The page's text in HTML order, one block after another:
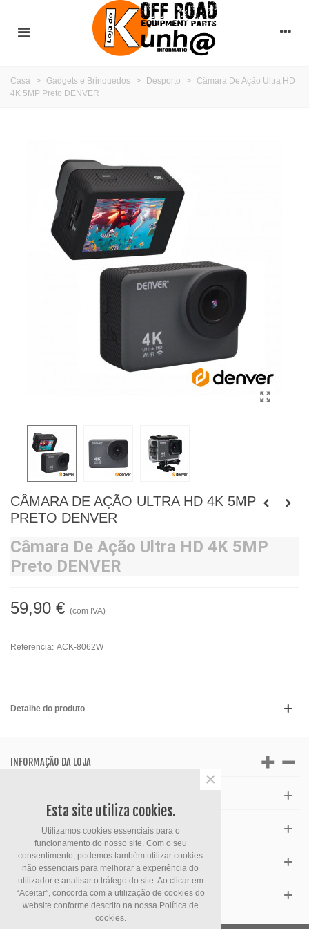
Casa > Gadgets e Brinquedos > Desporto >
Câmara De Ação Ultra HD
4K 5MP Preto DENVER
CÂMARA DE AÇÃO ULTRA HD 4K 5MP
PRETO DENVER
Câmara De Ação Ultra HD 4K 5MP
Preto DENVER
59,90 € (com IVA)
Referencia: ACK-8062W
Detalhe do produto
INFORMAÇÃO DA LOJA
HORÁRIO
FACEBOOK
ESPECIAIS
Esta site utiliza cookies.
Utilizamos cookies essenciais para o
funcionamento do nosso site. Com o seu
consentimento, podemos também utilizar cookies
não essenciais para melhorar a experiência do
utilizador e analisar o tráfego do site. Ao clicar em
“Aceitar”, concorda com a utilização de cookies do
website conforme descrito na nossa Política de
cookies.
×